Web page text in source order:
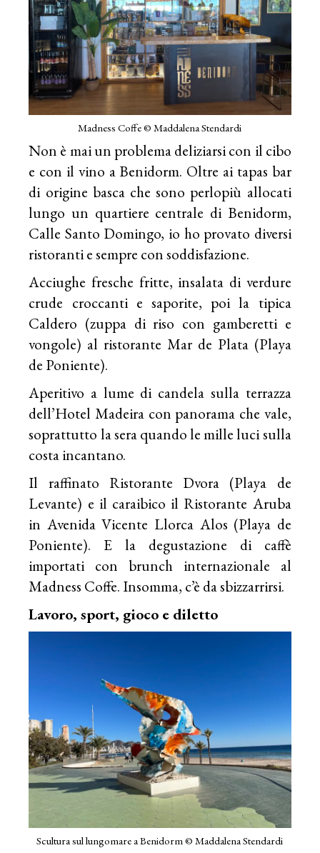
Madness Coffe © Maddalena Stendardi
Non è mai un problema deliziarsi con il cibo
e con il vino a Benidorm. Oltre ai tapas bar
di origine basca che sono perlopiù allocati
lungo un quartiere centrale di Benidorm,
Calle Santo Domingo, io ho provato diversi
ristoranti e sempre con soddisfazione.
Acciughe fresche fritte, insalata di verdure
crude croccanti e saporite, poi la tipica
Caldero (zuppa di riso con gamberetti e
vongole) al ristorante Mar de Plata (Playa
de Poniente).
Aperitivo a lume di candela sulla terrazza
dell’Hotel Madeira con panorama che vale,
soprattutto la sera quando le mille luci sulla
costa incantano.
Il raffinato Ristorante Dvora (Playa de
Levante) e il caraibico il Ristorante Aruba
in Avenida Vicente Llorca Alos (Playa de
Poniente). E la degustazione di caffè
importati con brunch internazionale al
Madness Coffe. Insomma, c’è da sbizzarrirsi.
Lavoro, sport, gioco e diletto
Scultura sul lungomare a Benidorm © Maddalena Stendardi